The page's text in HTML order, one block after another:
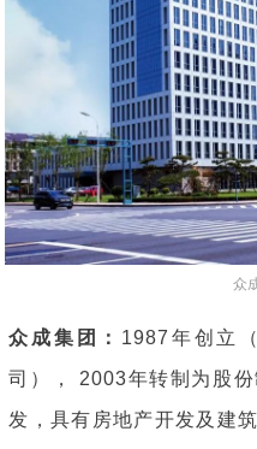
众
众成集团： 1987年创立
司）， 2003年转制为股
发，具有房地产开发及建